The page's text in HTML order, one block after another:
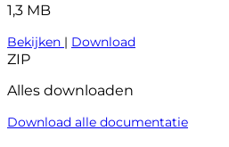
1,3 MB
Bekijken | Download
ZIP
Alles downloaden
Download alle documentatie